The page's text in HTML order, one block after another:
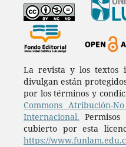
La revista y los textos
divulgan están
por los términos y
Commons Atribución-
Internacional.
cubierto por esta
https://